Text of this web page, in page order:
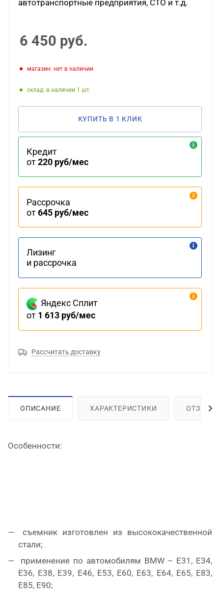
автотранспортные предприятия, СТО и т.д.
6 450 руб.
Магазин: нет в наличии
Склад: в наличии 1
КУПИТЬ В 1 КЛИК
Кредит
от220 руб/мес
Рассрочка
от645 руб/мес
Лизинг
и рассрочка
Яндекс Сплит
от 1 613 руб/мес
Рассчитать доставку
ОПИСАНИЕ ХАРАКТЕРИСТИКИ ОТЗЫВЫ
Особенности:
стали;
E36, E38, E39, E46, E53, E60, E63, E64, E65, E83,
E85, E90;